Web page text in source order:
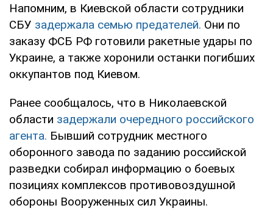
Напомним, в Киевской области сотрудники
СБУ задержала семью предателей. Они по
заказу ФСБ РФ готовили ракетные удары по
Украине, а также хоронили останки погибших
оккупантов под Киевом.
Ранее сообщалось, что в Николаевской
области задержали очередного российского
агента. Бывший сотрудник местного
оборонного завода по заданию российской
разведки собирал информацию о боевых
позициях комплексов противовоздушной
обороны Вооруженных сил Украины.